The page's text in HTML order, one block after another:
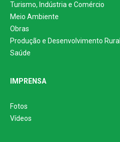
Turismo, Indústria e Comércio
Meio Ambiente
Obras
Produção e Desenvolvimento Rural
Saúde
IMPRENSA
Fotos
Vídeos